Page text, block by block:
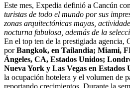
Este mes, Expedia definió a Cancún
turistas de todo el mundo por sus
zonas arquitectónicas mayas,
nocturna fabulosa, además de la
En el top ten de la prestigiada agencia,
porBangkok, en Tailandia; Miami,
Ángeles, CA, Estados Unidos;
Nueva York y Las Vegas en Estados
la ocupación hotelera y el volumen de
reportando crecimientos. Durante la